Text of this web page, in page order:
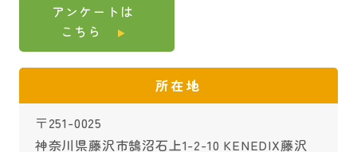
アンケートは
こちら
所在地
〒251-0025
神奈川県藤沢市鵠沼石上1-2-10 KENEDIX藤沢